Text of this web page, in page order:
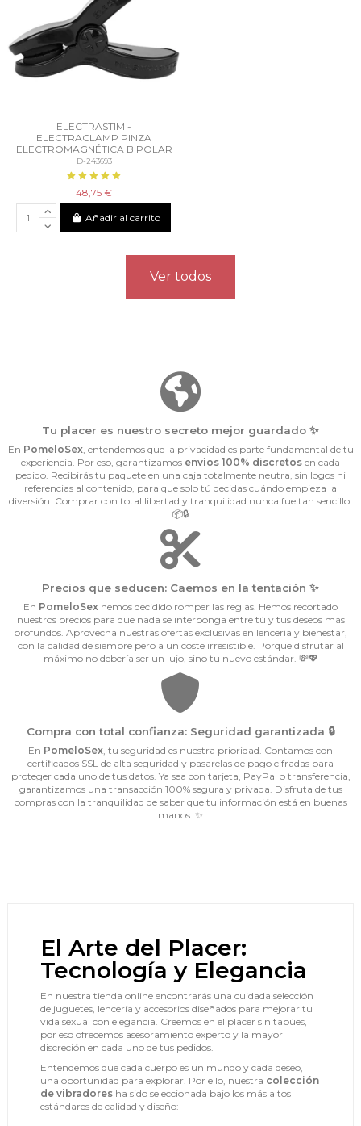
ELECTRASTIM -
ELECTRACLAMP PINZA
ELECTROMAGNÉTICA BIPOLAR
D-243693
48,75 €
Añadir al carrito
Ver todos
Tu placer es nuestro secreto mejor guardado ✨
En PomeloSex, entendemos que la privacidad es parte fundamental de tu
experiencia. Por eso, garantizamos envíos 100% discretos en cada
pedido. Recibirás tu paquete en una caja totalmente neutra, sin logos ni
referencias al contenido, para que solo tú decidas cuándo empieza la
diversión. Comprar con total libertad y tranquilidad nunca fue tan sencillo.
📦🔒
Precios que seducen: Caemos en la tentación ✨
En PomeloSex hemos decidido romper las reglas. Hemos recortado
nuestros precios para que nada se interponga entre tú y tus deseos más
profundos. Aprovecha nuestras ofertas exclusivas en lencería y bienestar,
con la calidad de siempre pero a un coste irresistible. Porque disfrutar al
máximo no debería ser un lujo, sino tu nuevo estándar. 💸💖
Compra con total confianza: Seguridad garantizada 🔒
En PomeloSex, tu seguridad es nuestra prioridad. Contamos con
certificados SSL de alta seguridad y pasarelas de pago cifradas para
proteger cada uno de tus datos. Ya sea con tarjeta, PayPal o transferencia,
garantizamos una transacción 100% segura y privada. Disfruta de tus
compras con la tranquilidad de saber que tu información está en buenas
manos. ✨
El Arte del Placer:
Tecnología y Elegancia
En nuestra tienda online encontrarás una cuidada selección
de juguetes, lencería y accesorios diseñados para mejorar tu
vida sexual con elegancia. Creemos en el placer sin tabúes,
por eso ofrecemos asesoramiento experto y la mayor
discreción en cada uno de tus pedidos.
Entendemos que cada cuerpo es un mundo y cada deseo,
una oportunidad para explorar. Por ello, nuestra colección
de vibradores ha sido seleccionada bajo los más altos
estándares de calidad y diseño: